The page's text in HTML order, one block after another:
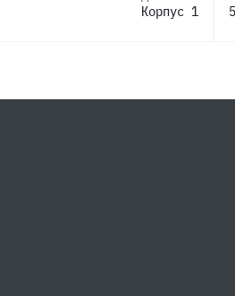
Корпус 1